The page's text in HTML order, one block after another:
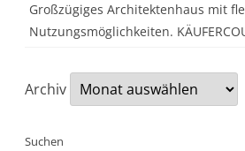
Großzügiges Architektenhaus mit
Nutzungsmöglichkeiten.
Archiv
Suchen